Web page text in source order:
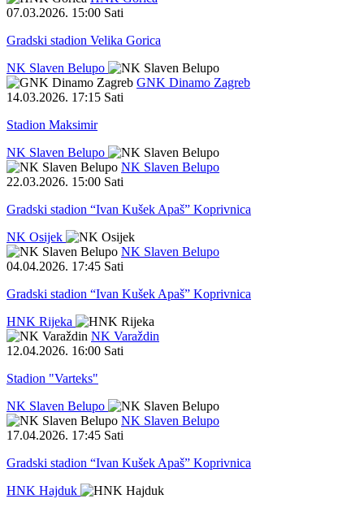
07.03.2026. 15:00 Sati
Gradski stadion Velika Gorica
NK Slaven Belupo
GNK Dinamo Zagreb
14.03.2026. 17:15 Sati
Stadion Maksimir
NK Slaven Belupo
NK Slaven Belupo
22.03.2026. 15:00 Sati
Gradski stadion “Ivan Kušek Apaš” Koprivnica
NK Osijek
NK Slaven Belupo
04.04.2026. 17:45 Sati
Gradski stadion “Ivan Kušek Apaš” Koprivnica
HNK Rijeka
NK Varaždin
12.04.2026. 16:00 Sati
Stadion "Varteks"
NK Slaven Belupo
NK Slaven Belupo
17.04.2026. 17:45 Sati
Gradski stadion “Ivan Kušek Apaš” Koprivnica
HNK Hajduk